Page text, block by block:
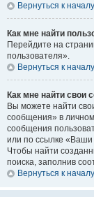
Вернуться к началу
Как мне найти
Перейдите на
пользователя».
Вернуться к началу
Как мне найти свои
Вы можете найти
сообщения» в
сообщения
или по ссылке
Чтобы найти
поиска, заполнив
Вернуться к началу